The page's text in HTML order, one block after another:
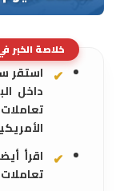
خلاصة الخبر
استقر
داخل
اقرأ
تعاملات